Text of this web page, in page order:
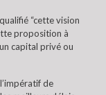
“cette vision
proposition à
capital privé ou
de